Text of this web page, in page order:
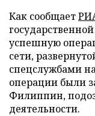
Как сообщает
успешную
сети,
спецслужбами
операции были
Филиппин,
деятельности.